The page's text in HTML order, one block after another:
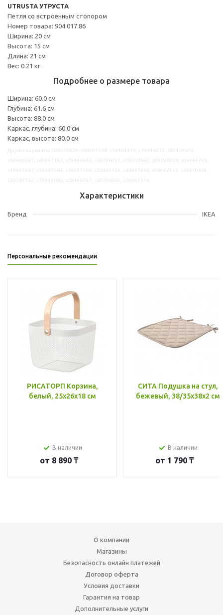
UTRUSTA УТРУСТА
Петля со встроенным стопором
Номер товара: 904.017.86
Ширина: 20 см
Высота: 15 см
Длина: 21 см
Вес: 0.21 кг
Подробнее о размере товара
Ширина: 60.0 см
Глубина: 61.6 см
Высота: 88.0 см
Каркас, глубина: 60.0 см
Каркас, высота: 80.0 см
Характеристики
Бренд IKEA
Персональные рекомендации
РИСАТОРП Корзина,
белый, 25x26x18 см
В наличии
от 8 890 ₸
СИТА Подушка на стул,
бежевый, 38/35x38x2 см
В наличии
от 1 790 ₸
О компании
Магазины
Безопасность онлайн платежей
Договор оферта
Условия доставки
Гарантия на товар
Дополнительные услуги